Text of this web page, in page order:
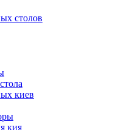
столов
киев
кия